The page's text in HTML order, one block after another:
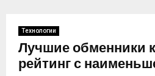
Технологии
Лучшие обменники
рейтинг с